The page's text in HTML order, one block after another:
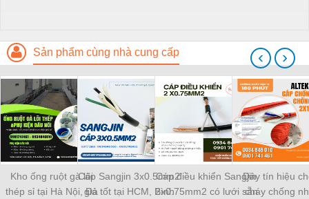
Sản phẩm cùng nhà cung cấp
Kho ống ruột gà lõi
thép sỉ tại Hà Nội, Đà
Cáp Sangjin 3x0.5mm2
giá tốt tại HCM, Bình
Cáp điều khiển Sangjin
2x0.75mm2 có lưới sẵn
Dây tín hiệu
cháy chống
‹ ›